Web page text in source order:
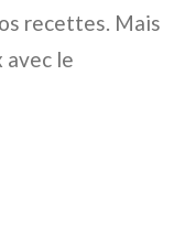
recettes. Mais
avec le